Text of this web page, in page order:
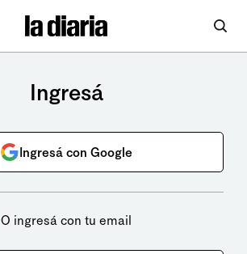
Ingresá
Ingresá con Google
O ingresá con tu email